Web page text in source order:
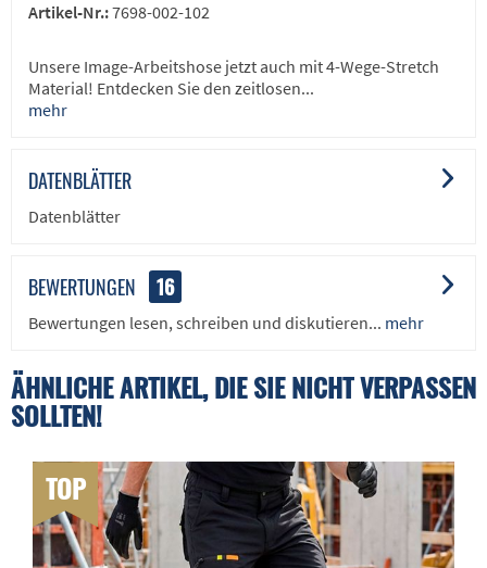
Artikel-Nr.:7698-002-102
Unsere Image-Arbeitshose jetzt auch mit 4-Wege-Stretch
Material! Entdecken Sie den zeitlosen...
mehr
DATENBLÄTTER
Datenblätter
BEWERTUNGEN 16
Bewertungen lesen, schreiben und diskutieren... mehr
ÄHNLICHE ARTIKEL, DIE SIE NICHT VERPASSEN
SOLLTEN!
TOP